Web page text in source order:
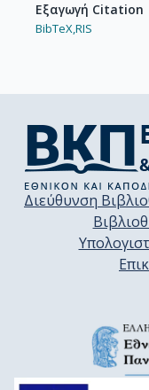
Εξαγωγή Citation
BibTeX,RIS
Διεύθυνση